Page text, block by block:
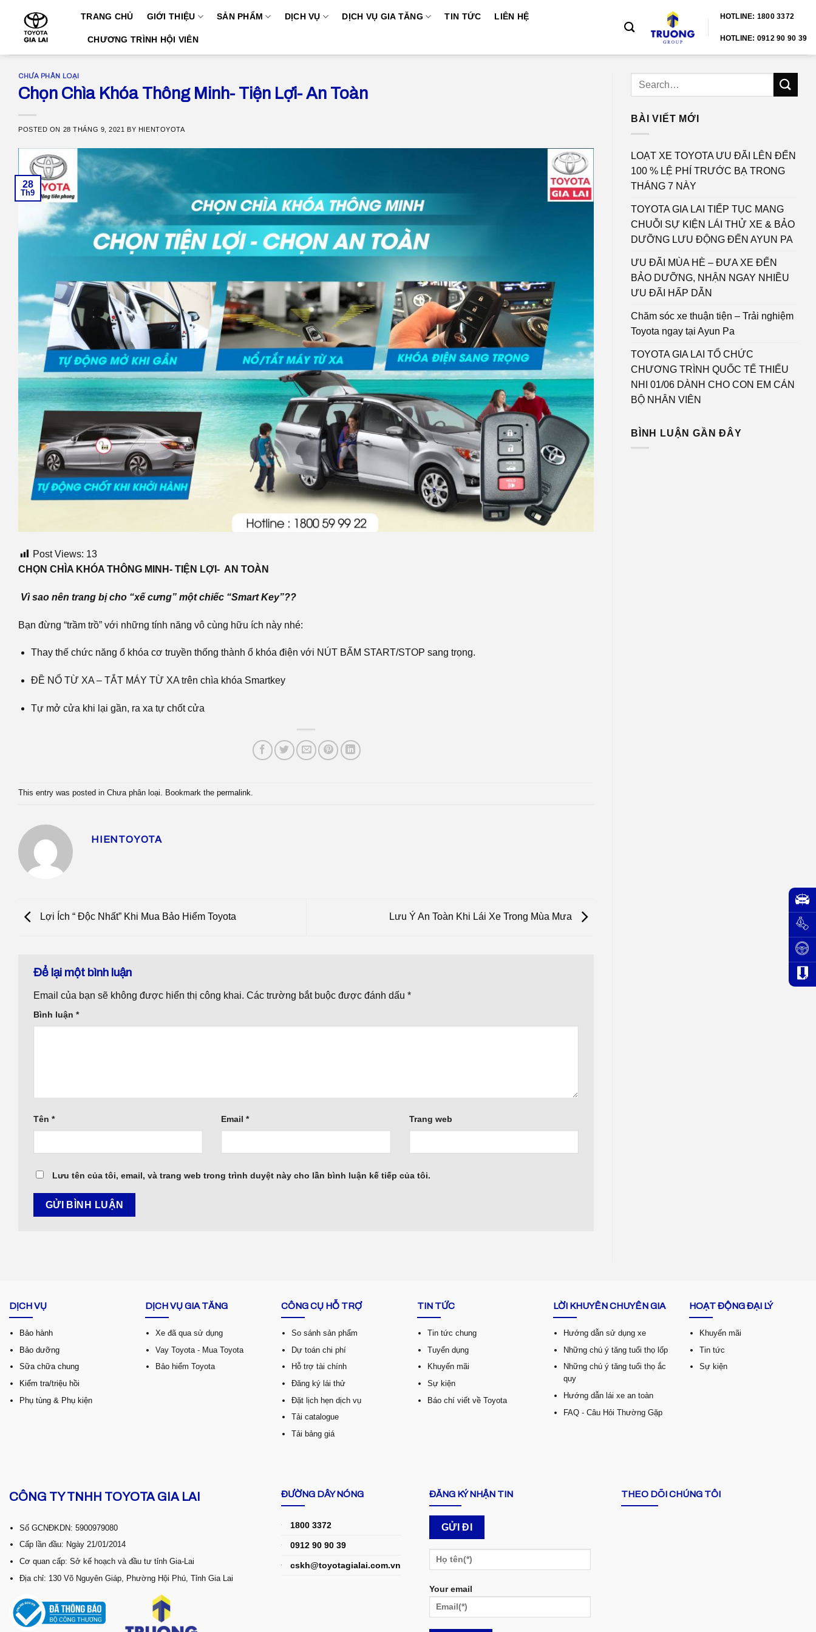
content
TRANG CHỦ GIỚI THIỆU SẢN PHẨM DỊCH VỤ DỊCH VỤ GIA TĂNG TIN TỨC LIÊN HỆ
CHƯƠNG TRÌNH HỘI VIÊN
HOTLINE: 1800 3372
HOTLINE: 0912 90 90 39
CHƯA PHÂN LOẠI
Chọn Chìa Khóa Thông Minh- Tiện Lợi- An Toàn
POSTED ON 28 THÁNG 9, 2021 BY HIENTOYOTA
28
Th9
Post Views: 13
CHỌN CHÌA KHÓA THÔNG MINH- TIỆN LỢI- AN TOÀN
Vì sao nên trang bị cho “xế cưng” một chiếc “Smart Key”??
Bạn đừng “trầm trồ” với những tính năng vô cùng hữu ích này nhé:
Thay thế chức năng ổ khóa cơ truyền thống thành ổ khóa điện với NÚT BẤM START/STOP sang trọng.
ĐỀ NỔ TỪ XA – TẮT MÁY TỪ XA trên chìa khóa Smartkey
Tự mở cửa khi lại gần, ra xa tự chốt cửa
This entry was posted in Chưa phân loại. Bookmark the permalink.
HIENTOYOTA
Lợi Ích “ Độc Nhất” Khi Mua Bảo Hiểm Toyota Lưu Ý An Toàn Khi Lái Xe Trong Mùa Mưa
Để lại một bình luận
Email của bạn sẽ không được hiển thị công khai. Các trường bắt buộc được đánh dấu *
Bình luận *
Tên * Email* Trang web
Lưu tên của tôi, email, và trang web trong trình duyệt này cho lần bình luận kế tiếp của tôi.
BÀI VIẾT MỚI
LOẠT XE TOYOTA ƯU ĐÃI LÊN ĐẾN
100 % LỆ PHÍ TRƯỚC BẠ TRONG
THÁNG 7 NÀY
TOYOTA GIA LAI TIẾP TỤC MANG
CHUỖI SỰ KIỆN LÁI THỬ XE & BẢO
DƯỠNG LƯU ĐỘNG ĐẾN AYUN PA
ƯU ĐÃI MÙA HÈ – ĐƯA XE ĐẾN
BẢO DƯỠNG, NHẬN NGAY NHIỀU
ƯU ĐÃI HẤP DẪN
Chăm sóc xe thuận tiện – Trải nghiệm
Toyota ngay tại Ayun Pa
TOYOTA GIA LAI TỔ CHỨC
CHƯƠNG TRÌNH QUỐC TẾ THIẾU
NHI 01/06 DÀNH CHO CON EM CÁN
BỘ NHÂN VIÊN
BÌNH LUẬN GẦN ĐÂY
DỊCH VỤ
Bảo hành
Bảo dưỡng
Sữa chữa chung
Kiểm tra/triệu hồi
Phụ tùng & Phụ kiện
DỊCH VỤ GIA TĂNG
Xe đã qua sử dụng
Vay Toyota - Mua Toyota
Bảo hiểm Toyota
CÔNG CỤ HỖ TRỢ
So sánh sản phẩm
Dự toán chi phí
Hỗ trợ tài chính
Đăng ký lái thử
Đặt lịch hẹn dịch vụ
Tải catalogue
Tải bảng giá
TIN TỨC
Tin tức chung
Tuyển dụng
Khuyến mãi
Sự kiện
Báo chí viết về Toyota
LỜI KHUYÊN CHUYÊN GIA
Hướng dẫn sử dụng xe
Những chú ý tăng tuổi thọ lốp
Những chú ý tăng tuổi thọ ắc
quy
Hướng dẫn lái xe an toàn
FAQ - Câu Hỏi Thường Gặp
HOẠT ĐỘNG ĐẠI LÝ
Khuyến mãi
Tin tức
Sự kiện
CÔNG TY TNHH TOYOTA GIA LAI
Số GCNĐKDN: 5900979080
Cấp lần đầu: Ngày 21/01/2014
Cơ quan cấp: Sở kế hoạch và đầu tư tỉnh Gia-Lai
Địa chỉ: 130 Võ Nguyên Giáp, Phường Hội Phú, Tỉnh Gia Lai
ĐƯỜNG DÂY NÓNG
1800 3372
0912 90 90 39
cskh@toyotagialai.com.vn
ĐĂNG KÝ NHẬN TIN
Your email
THEO DÕI CHÚNG TÔI